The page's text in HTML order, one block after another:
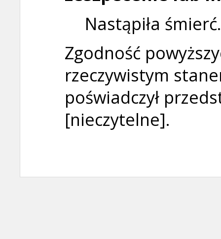
Nastąpiła śmierć.
Zgodność
rzeczywistym
poświadczył
[nieczytelne].